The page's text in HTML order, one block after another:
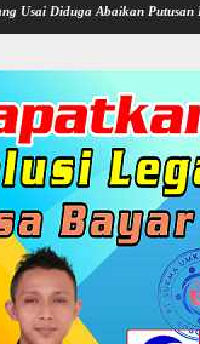
Abaikan Putusan Pengadilan